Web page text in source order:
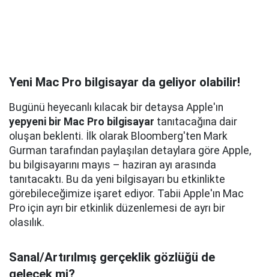
Yeni Mac Pro bilgisayar da geliyor olabilir!
Bugünü heyecanlı kılacak bir detaysa Apple'ın
yepyeni bir Mac Pro bilgisayar tanıtacağına dair
oluşan beklenti. İlk olarak Bloomberg'ten Mark
Gurman tarafından paylaşılan detaylara göre Apple,
bu bilgisayarını mayıs – haziran ayı arasında
tanıtacaktı. Bu da yeni bilgisayarı bu etkinlikte
görebileceğimize işaret ediyor. Tabii Apple'ın Mac
Pro için ayrı bir etkinlik düzenlemesi de ayrı bir
olasılık.
Sanal/Artırılmış gerçeklik gözlüğü de
gelecek mi?